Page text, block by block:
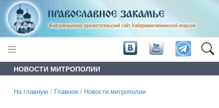
НОВОСТИ МИТРОПОЛИИ
На главную / Главное / Новости митрополии